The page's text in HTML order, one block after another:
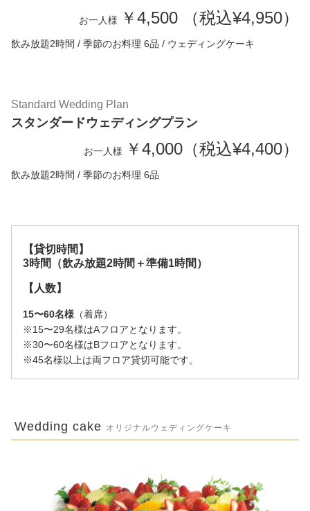
お一人様 ￥4,500 （税込¥4,950）
飲み放題2時間 / 季節のお料理 6品 / ウェディングケーキ
Standard Wedding Plan
スタンダードウェディングプラン
お一人様 ￥4,000（税込¥4,400）
飲み放題2時間 / 季節のお料理 6品
【貸切時間】
3時間
（飲み放題2時間＋準備1時間）
【人数】
15〜60名様 （着席）
※15〜29名様はAフロアとなります。
※30〜60名様はBフロアとなります。
※45名様以上は両フロア貸切可能です。
Wedding cake オリジナルウェディングケーキ